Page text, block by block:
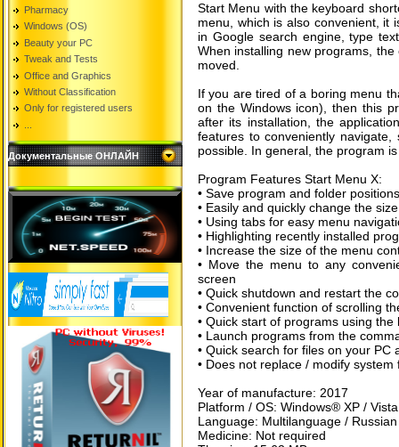
Pharmacy
Windows (OS)
Beauty your PC
Tweak and Tests
Office and Graphics
Without Classification
Only for registered users
Документальные ОНЛАЙН
Start Menu with the keyboard
menu, which is also convenient, it
in Google search engine, type
When installing new programs,
moved.
If you are tired of a boring menu
on the Windows icon), then this
after its installation, the
features to conveniently
possible. In general, the program
Program Features Start Menu X:
• Save program and folder
• Easily and quickly change the
• Using tabs for easy menu
• Highlighting recently installed
• Increase the size of the menu
• Move the menu to any
screen
• Quick shutdown and restart the
• Convenient function of scrolling
• Quick start of programs using the
• Launch programs from the
• Quick search for files on your
• Does not replace / modify
Year of manufacture: 2017
Platform / OS: Windows® XP /
Language: Multilanguage /
Medicine: Not required